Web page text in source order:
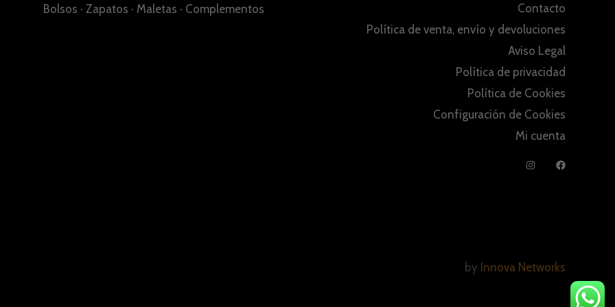
Bolsos · Zapatos · Maletas · Complementos
Contacto
Política de venta, envío y devoluciones
Aviso Legal
Política de privacidad
Política de Cookies
Configuración de Cookies
Mi cuenta
by Innova Networks